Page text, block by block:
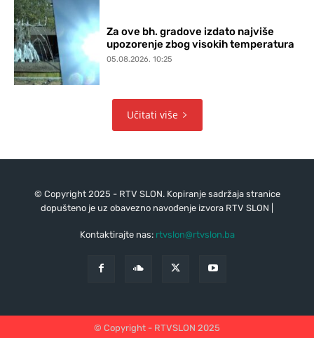
Za ove bh. gradove izdato najviše
upozorenje zbog visokih temperatura
05.08.2026. 10:25
Učitati više
© Copyright 2025 - RTV SLON. Kopiranje sadržaja stranice
dopušteno je uz obavezno navođenje izvora RTV SLON |
Kontaktirajte nas: rtvslon@rtvslon.ba
© Copyright - RTVSLON 2025